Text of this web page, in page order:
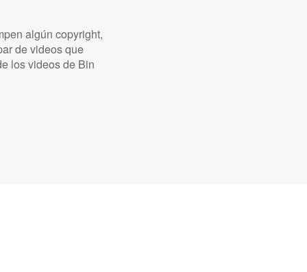
algún copyright,
de videos que
los videos de Bin